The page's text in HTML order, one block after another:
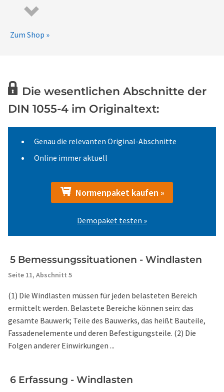
Zum Shop »
Die wesentlichen Abschnitte der
DIN 1055-4 im Originaltext:
Genau die relevanten Original-Abschnitte
Online immer aktuell
Normenpaket kaufen »
Demopaket testen »
5 Bemessungssituationen - Windlasten
Seite 11, Abschnitt 5
(1) Die Windlasten müssen für jeden belasteten Bereich
ermittelt werden. Belastete Bereiche können sein: das
gesamte Bauwerk; Teile des Bauwerks, das heißt Bauteile,
Fassadenelemente und deren Befestigungsteile. (2) Die
Folgen anderer Einwirkungen ...
6 Erfassung - Windlasten